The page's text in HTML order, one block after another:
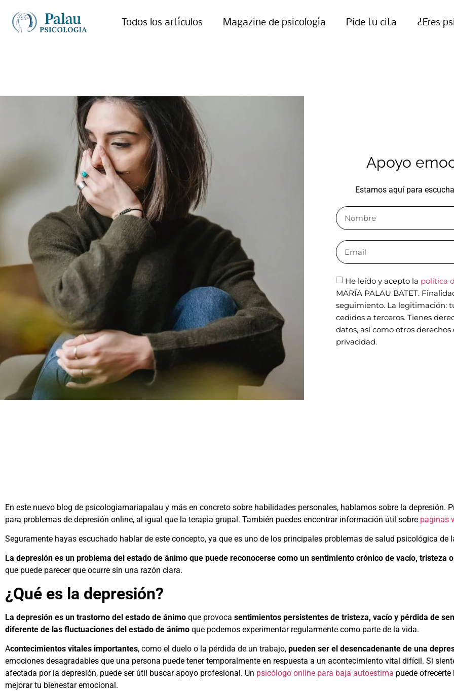
Todos los artículos Magazine de psicología Pide tu cita ¿Eres
Apoyo
Estamos aquí para
He leído y acepto la política
MARÍA PALAU BATET.
seguimiento. La legitimación:
cedidos a terceros. Tienes
datos, así como otros
privacidad.
En este nuevo blog de psicologiamariapalau y más en concreto sobre habilidades personales, hablamos sobre la depresión.
para problemas de depresión online, al igual que la terapia grupal. También puedes encontrar información útil sobre paginas
Seguramente hayas escuchado hablar de este concepto, ya que es uno de los principales problemas de salud psicológica de
La depresión es un problema del estado de ánimo que puede reconocerse como un sentimiento crónico de vacío, tristeza
que puede parecer que ocurre sin una razón clara.
¿Qué es la depresión?
La depresión es un trastorno del estado de ánimo que provoca sentimientos persistentes de tristeza, vacío y pérdida de
diferente de las fluctuaciones del estado de ánimo que podemos experimentar regularmente como parte de la vida.
Acontecimientos vitales importantes, como el duelo o la pérdida de un trabajo, pueden ser el desencadenante de una
emociones desagradables que una persona puede tener temporalmente en respuesta a un acontecimiento vital difícil. Si
afectada por la depresión, puede ser útil buscar apoyo profesional. Un psicólogo online para baja autoestima puede
mejorar tu bienestar emocional.